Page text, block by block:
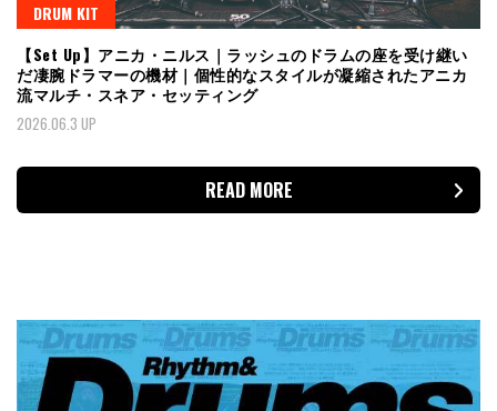
DRUM KIT
【Set Up】アニカ・ニルス｜ラッシュのドラムの座を受け継い
だ凄腕ドラマーの機材｜個性的なスタイルが凝縮されたアニカ
流マルチ・スネア・セッティング
2026.06.3 UP
READ MORE